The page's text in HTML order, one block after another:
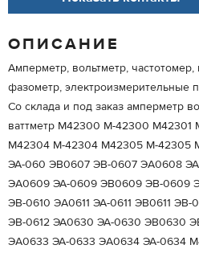
ОПИСАНИЕ
Амперметр, вольтметр, частотомер,
фазометр, электроизмерительные
Со склада и под заказ амперметр
ваттметр M42300 М-42300
M42304 М-42304 M42305 М-42305
ЭА-060 ЭB0607 ЭВ-0607 ЭA0608
ЭA0609 ЭА-0609 ЭB0609 ЭВ-0609
ЭВ-0610 ЭA0611 ЭА-0611 ЭB0611 ЭВ-
ЭВ-0612 ЭА0630 ЭА-0630 ЭВ0630
ЭA0633 ЭА-0633 ЭA0634 ЭА-0634